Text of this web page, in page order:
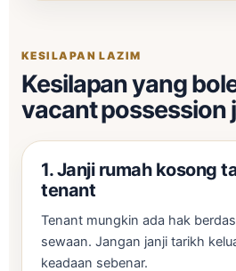
KESILAPAN LAZIM
Kesilapan yang
vacant possession
1. Janji rumah kosong
tenant
Tenant mungkin ada hak
sewaan. Jangan janji tarikh
keadaan sebenar.